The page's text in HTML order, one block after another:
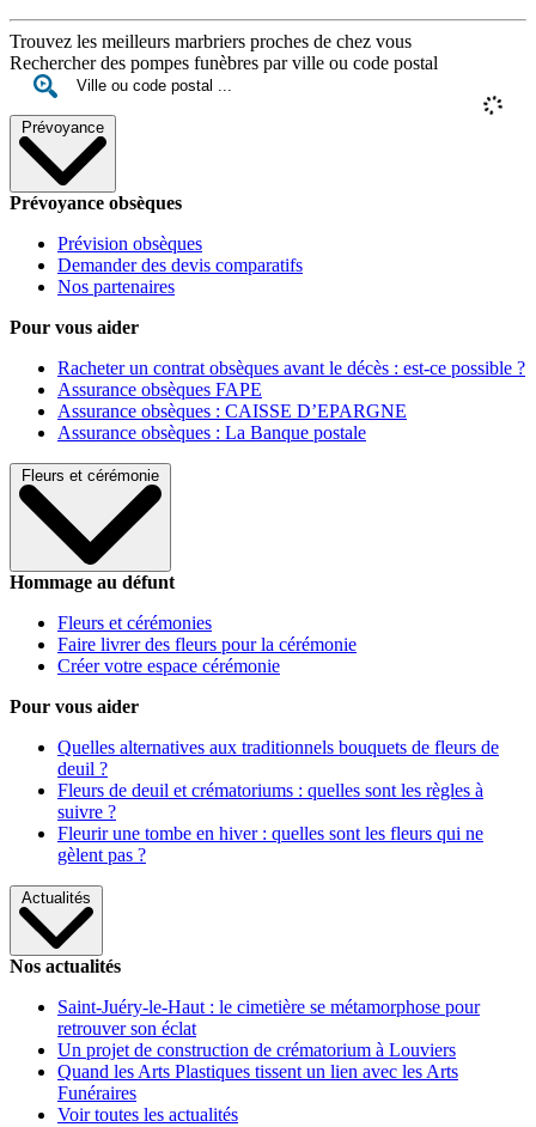
Trouvez les meilleurs marbriers proches de chez vous
Rechercher des pompes funèbres par ville ou code postal
Prévoyance
Prévoyance obsèques
Prévision obsèques
Demander des devis comparatifs
Nos partenaires
Pour vous aider
Racheter un contrat obsèques avant le décès : est-ce possible ?
Assurance obsèques FAPE
Assurance obsèques : CAISSE D’EPARGNE
Assurance obsèques : La Banque postale
Fleurs et cérémonie
Hommage au défunt
Fleurs et cérémonies
Faire livrer des fleurs pour la cérémonie
Créer votre espace cérémonie
Pour vous aider
Quelles alternatives aux traditionnels bouquets de fleurs de
deuil ?
Fleurs de deuil et crématoriums : quelles sont les règles à
suivre ?
Fleurir une tombe en hiver : quelles sont les fleurs qui ne
gèlent pas ?
Actualités
Nos actualités
Saint-Juéry-le-Haut : le cimetière se métamorphose pour
retrouver son éclat
Un projet de construction de crématorium à Louviers
Quand les Arts Plastiques tissent un lien avec les Arts
Funéraires
Voir toutes les actualités